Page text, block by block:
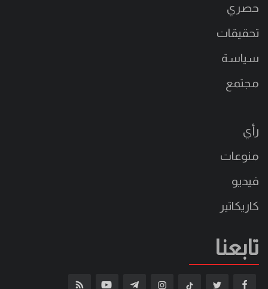
حصري
تحقيقات
سياسة
مجتمع
رأي
منوعات
فيديو
كاريكاتير
تابعنا